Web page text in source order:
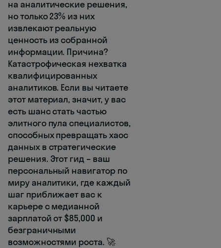
на аналитические решения,
но только 23% из них
извлекают реальную
ценность из собранной
информации. Причина?
Катастрофическая нехватка
квалифицированных
аналитиков. Если вы читаете
этот материал, значит, у вас
есть шанс стать частью
элитного пула специалистов,
способных превращать хаос
данных в стратегические
решения. Этот гид – ваш
персональный навигатор по
миру аналитики, где каждый
шаг приближает вас к
карьере с медианной
зарплатой от $85,000 и
безграничными
возможностями роста. 🚀